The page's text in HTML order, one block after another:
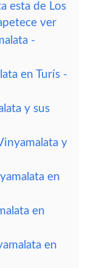
esta de Los
ver
-
en Turís -
y sus
y
en
en
en